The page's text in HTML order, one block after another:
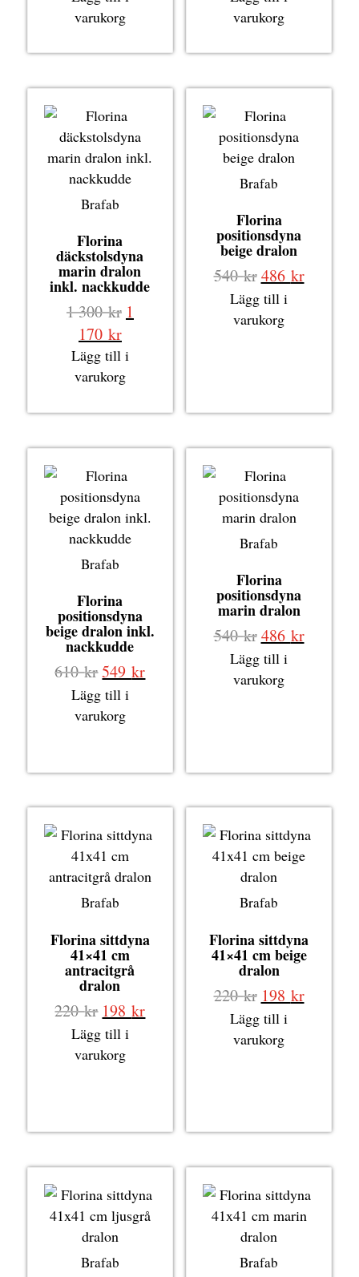
var:
300 kr.
priset
1
varukorg
var:
300 kr.
priset
1
varukorg
Brafab
Florina
däckstolsdyna
marin dralon
inkl. nackkudde
1 300kr Det
priset
var:
300 kr.
1
170 krDet
nuvarande
priset
1
Lägg till i
varukorg
Brafab
Florina
positionsdyna
beige dralon
540kr Det
ursprungliga
priset
486 krDet
Lägg till i
varukorg
Brafab
Florina
positionsdyna
beige dralon inkl.
nackkudde
610krDet
ursprungliga
priset
549krDet
Lägg till i
varukorg
Brafab
Florina
positionsdyna
marin dralon
540kr Det
ursprungliga
priset
486 krDet
Lägg till i
varukorg
Brafab
Florina sittdyna
41×41 cm
antracitgrå
dralon
220kr Det
ursprungliga
priset
198krDet
Lägg till i
varukorg
Brafab
Florina sittdyna
41×41 cm beige
dralon
220kr Det
ursprungliga
priset
198 krDet
Lägg till i
varukorg
Brafab Brafab